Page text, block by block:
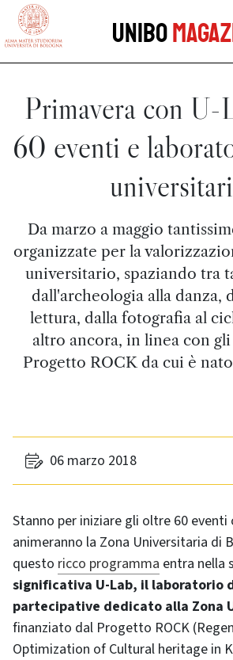
vai al contenuto della pagina
Unibo
Primavera con U-
60 eventi e
Da marzo a maggio
organizzate per la
universitario, spaziando tra
dall'archeologia alla danza,
lettura, dalla fotografia al
altro ancora, in linea con
Progetto ROCK da cui è
06 marzo 2018
Stanno per iniziare gli oltre 60
animeranno la Zona Universitaria di
questo ricco programma entra nella
significativa U-Lab, il laboratorio
partecipative dedicato alla Zona
finanziato dal Progetto ROCK
Optimization of Cultural heritage in